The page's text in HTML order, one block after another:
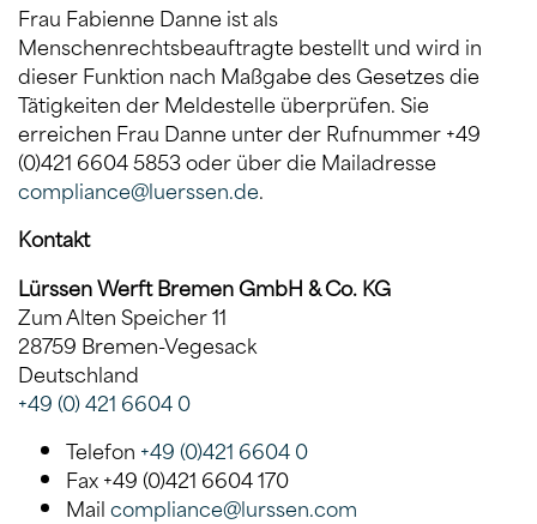
Frau Fabienne Danne ist als
Menschenrechtsbeauftragte bestellt und wird in
dieser Funktion nach Maßgabe des Gesetzes die
Tätigkeiten der Meldestelle überprüfen. Sie
erreichen Frau Danne unter der Rufnummer +49
(0)421 6604 5853 oder über die Mailadresse
compliance@luerssen.de.
Kontakt
Lürssen Werft Bremen GmbH & Co. KG
Zum Alten Speicher 11
28759 Bremen-Vegesack
Deutschland
+49 (0) 421 6604 0
Telefon +49 (0)421 6604 0
Fax+49 (0)421 6604 170
Mailcompliance@lurssen.com